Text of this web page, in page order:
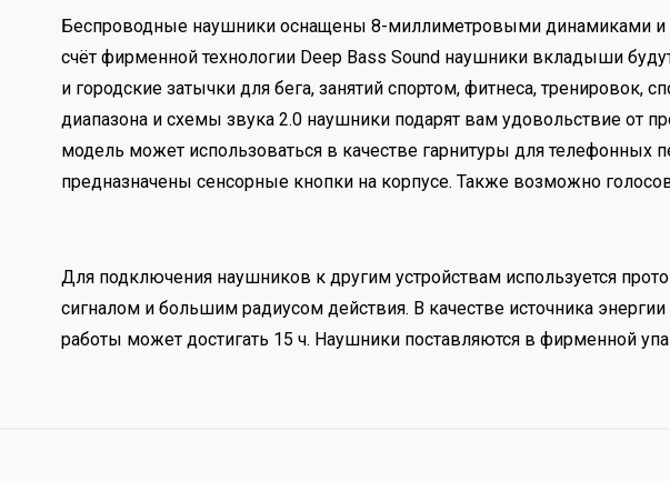
Беспроводные наушники оснащены 8-миллиметровыми динамиками и
счёт фирменной технологии Deep Bass Sound наушники вкладыши
и городские затычки для бега, занятий спортом, фитнеса, тренировок,
диапазона и схемы звука 2.0 наушники подарят вам удовольствие
модель может использоваться в качестве гарнитуры для
предназначены сенсорные кнопки на корпусе. Также возможно
Для подключения наушников к другим устройствам используется
сигналом и большим радиусом действия. В качестве источника
работы может достигать 15 ч. Наушники поставляются в фирменной